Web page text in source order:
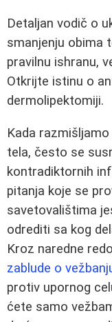
Detaljan vodič o
smanjenju obima
pravilnu ishranu,
Otkrijte istinu o
dermolipektomiji.
Kada
tela, često se
kontradiktornih
pitanja koje se
savetovalištima
odrediti sa kog
Kroz naredne
zablude o
protiv upornog
ćete samo